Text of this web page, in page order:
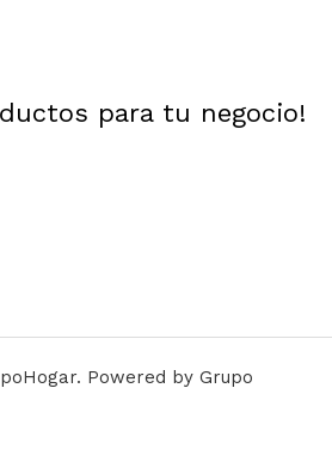
para tu negocio!
Powered by Grupo